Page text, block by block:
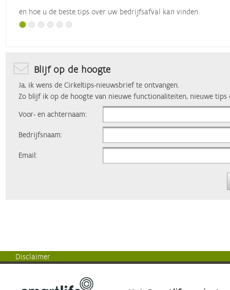
en hoe u de beste tips over uw bedrijfsafval kan vinden.
Blijf op de hoogte
Ja, ik wens de Cirkeltips-nieuwsbrief te ontvangen.
Zo blijf ik op de hoogte van nieuwe functionaliteiten, nieuwe tips
Voor- en achternaam:
Bedrijfsnaam:
Email:
Disclaimer